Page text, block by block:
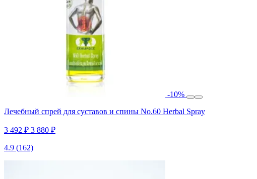
-10%
Лечебный спрей для суставов и спины No.60 Herbal Spray
3 492 ₽ 3 880 ₽
4.9 (162)